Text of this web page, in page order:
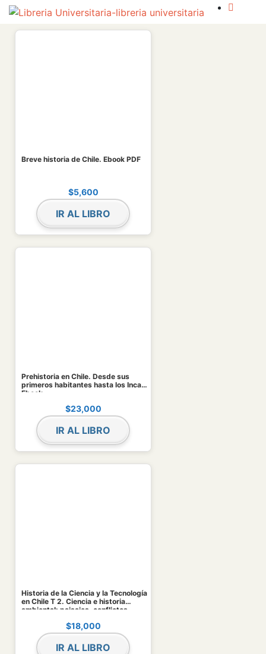
Breve historia de Chile. Ebook PDF
$5,600
IR AL LIBRO
Prehistoria en Chile. Desde sus
primeros habitantes hasta los Incas.
Ebook
$23,000
IR AL LIBRO
Historia de la Ciencia y la Tecnología
en Chile T 2. Ciencia e historia
ambiental: paisajes, conflictos,
$18,000
IR AL LIBRO